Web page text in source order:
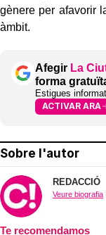
gènere per afavorir
àmbit.
Afegir La
forma
Estigues
ACTIVAR ARA
Sobre l'autor
REDACCIÓ
Veure biografia